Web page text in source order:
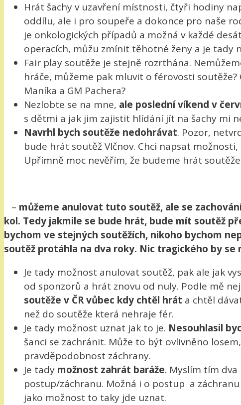
Hrát šachy v uzavření místnosti, čtyři hodiny
oddílu, ale i pro soupeře a dokonce pro naše
je onkologických případů a možná v každé
operacích, můžu zmínit těhotné ženy a je
Fair play soutěže je stejně rozrthána.
hráče, můžeme pak mluvit o férovosti
Maníka a GM Pachera?
Nezlobte se na mne, ale poslední víkend v
s dětmi a jak jim zajistit hlídání jít na šachy mi
Navrhl bych soutěže nedohrávat. Pozor,
bude hrát soutěž Vlčnov. Chci napsat
Upřímně moc nevěřím, že budeme hrát
– můžeme anulovat tuto soutěž, ale se
kol. Tedy jakmile se bude hrát, bude mít soutěž
bychom ve stejných soutěžích, nikoho bychom
soutěž protáhla na dva roky. Nic tragického by se
Je tady možnost anulovat soutěž, pak ale jak
od sponzorů a hrát znovu od nuly. Podle mě
soutěže v ČR vůbec kdy chtěl hrát a chtěl
než do soutěže která nehraje fér.
Je tady možnost uznat jak to je. Nesouhlasil
šanci se zachránit. Může to být ovlivněno
pravděpodobnost záchrany.
Je tady možnost zahrát baráže. Myslím tím
postup/záchranu. Možná i o postup a
jako možnost to taky jde uznat.